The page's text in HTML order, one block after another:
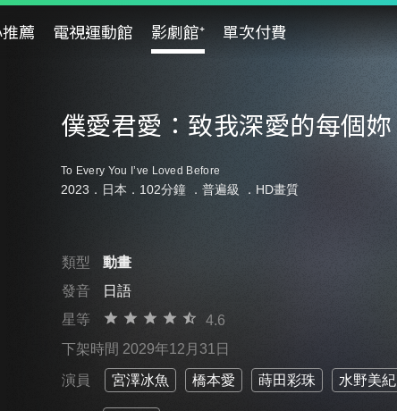
薦 電視運動館 影劇館⁺ 單次付費
僕愛君愛：致我深愛的每個妳
To Every You I’ve Loved Before
2023．日本．102分鐘 ． 普遍級 ．HD畫質
類型
動畫
發音
日語
星等
4.6
下架時間 2029年12月31日
演員 宮澤冰魚 橋本愛 蒔田彩珠 水野美紀